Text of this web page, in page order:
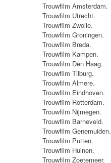
Trouwfilm Amsterdam.
Trouwfilm Utrecht.
Trouwfilm Zwolle.
Trouwfilm Groningen.
Trouwfilm Breda.
Trouwfilm Kampen.
Trouwfilm Den Haag.
Trouwfilm Tilburg.
Trouwfilm Almere.
Trouwfilm Eindhoven.
Trouwfilm Rotterdam.
Trouwfilm Nijmegen.
Trouwfilm Barneveld.
Trouwfilm Genemuiden.
Trouwfilm Putten.
Trouwfilm Huinen.
Trouwfilm Zoetemeer.